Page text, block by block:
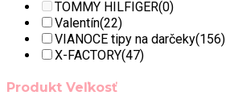
TOMMY HILFIGER(0)
Valentín(22)
VIANOCE tipy na darčeky(156)
X-FACTORY(47)
Produkt Veľkosť